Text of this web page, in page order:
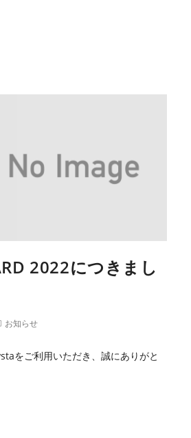
2022につきまし
お知らせ
をご利用いただき、誠にありがと